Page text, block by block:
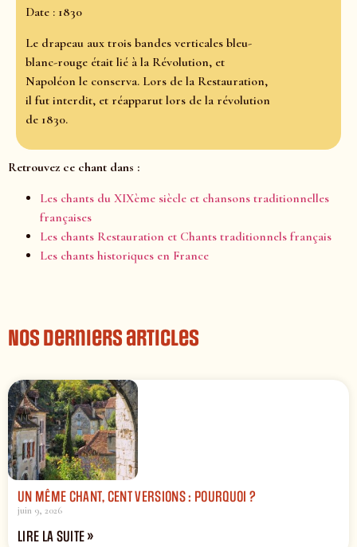
Date : 1830
Le drapeau aux trois bandes verticales bleu-
blanc-rouge était lié à la Révolution, et
Napoléon le conserva. Lors de la Restauration,
il fut interdit, et réapparut lors de la révolution
de 1830.
Retrouvez ce chant dans :
Les chants du XIXème siècle et chansons traditionnelles
françaises
Les chants Restauration et Chants traditionnels français
Les chants historiques en France
Nos derniers articles
UN MÊME CHANT, CENT VERSIONS : POURQUOI ?
juin 9, 2026
LIRE LA SUITE »